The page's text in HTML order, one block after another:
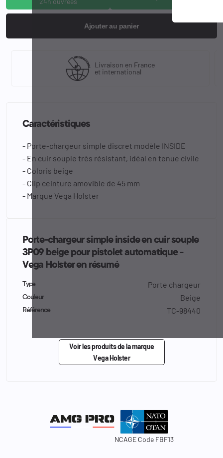
Ajouter au panier
Livraison en France
et international
Caractéristiques
- Porte-chargeur simple discret modèle INSIDE
- En cuir souple très résistant, idéal en tenue civile
- Coloris beige
- Clip ceinture amovible de 45 mm
- Marque Vega Holster
Porte-chargeur simple inside en cuir souple
3P09 beige pour pistolet automatique -
Vega Holster en résumé
Type Porte chargeur
Couleur Beige
Référence TC-98440
Voir les produits de la marque
Vega Holster
NCAGE Code FBF13